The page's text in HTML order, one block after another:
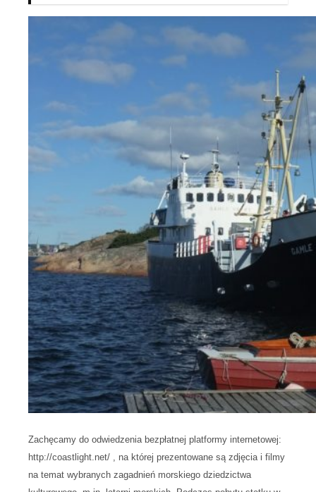
Zachęcamy do odwiedzenia bezpłatnej platformy internetowej:
http://coastlight.net/ , na której prezentowane są zdjęcia i filmy
na temat wybranych zagadnień morskiego dziedzictwa